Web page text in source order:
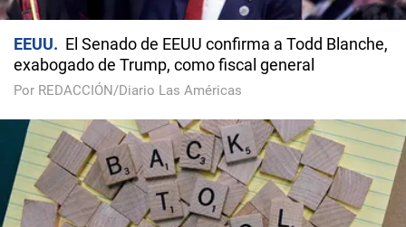
EEUU
El Senado de EEUU confirma a Todd Blanche,
exabogado de Trump, como fiscal general
Por REDACCIÓN/Diario Las Américas